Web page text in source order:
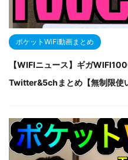
ポケットWiFi動画まとめ
【WIFIニュース】ギガ
Twitter&5chまとめ【無制限使